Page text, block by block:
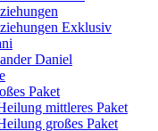
Exklusiv
Daniel
Paket
mittleres Paket
großes Paket